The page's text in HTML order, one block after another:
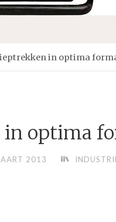
in optima
in optima
2013